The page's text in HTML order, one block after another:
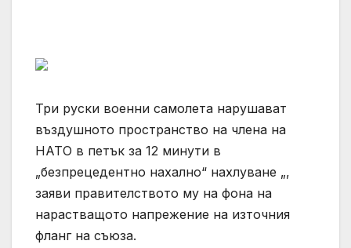
Три руски военни самолета нарушават
въздушното пространство на члена на
НАТО в петък за 12 минути в
„безпрецедентно нахално“ нахлуване „,
заяви правителството му на фона на
нарастващото напрежение на източния
фланг на съюза.